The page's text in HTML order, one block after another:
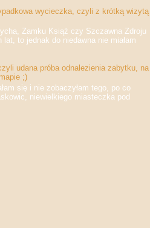
wycieczka, czyli z krótką wizytą
Zamku Książ czy Szczawna Zdroju
lat, to jednak do niedawna nie miałam
udana próba odnalezienia zabytku, na
;)
się i nie zobaczyłam tego, po co
niewielkiego miasteczka pod